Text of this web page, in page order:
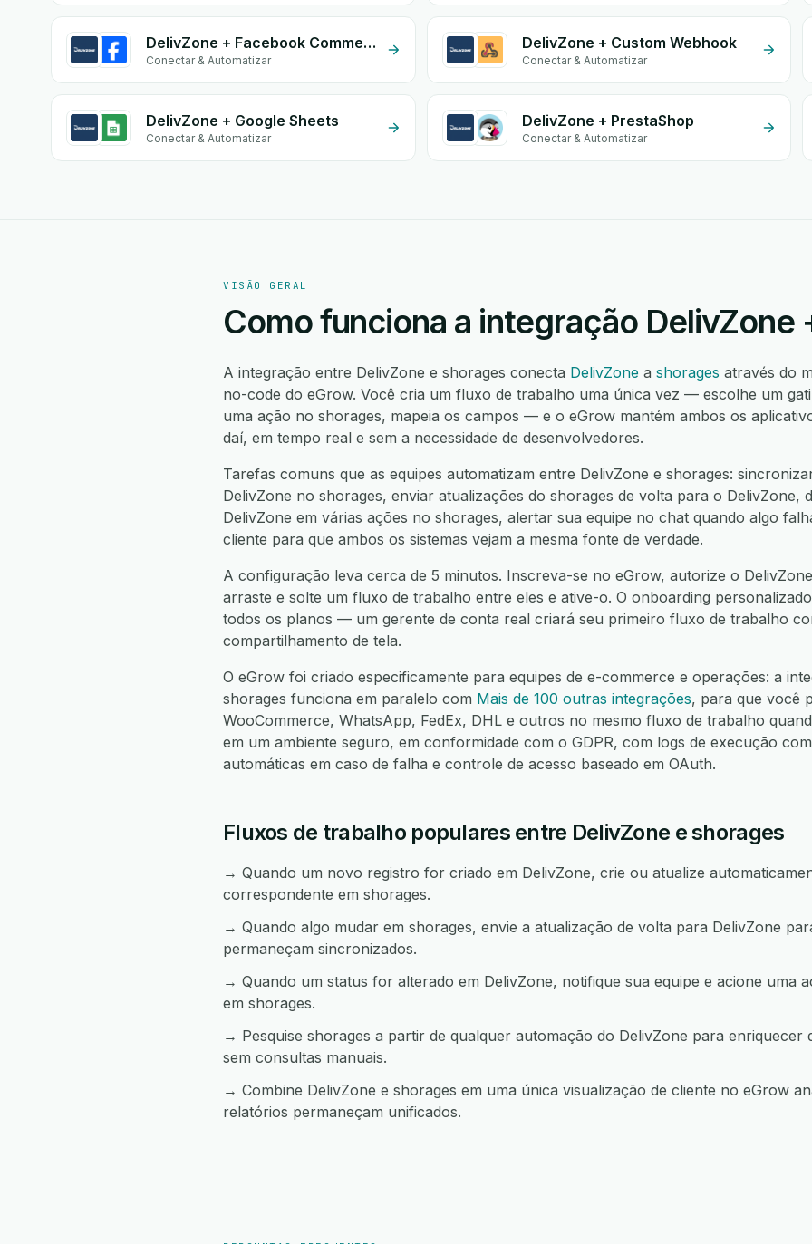
DelivZone + Facebook Comments
Conectar & Automatizar
DelivZone + Custom Webhook
Conectar & Automatizar
DelivZone + Google Sheets
Conectar & Automatizar
DelivZone + PrestaShop
Conectar & Automatizar
VISÃO GERAL
Como funciona a integração DelivZone
A integração entre DelivZone e shorages conecta DelivZone a shorages através do
no-code do eGrow. Você cria um fluxo de trabalho uma única vez — escolhe um
uma ação no shorages, mapeia os campos — e o eGrow mantém ambos os
daí, em tempo real e sem a necessidade de desenvolvedores.
Tarefas comuns que as equipes automatizam entre DelivZone e shorages:
DelivZone no shorages, enviar atualizações do shorages de volta para o DelivZone,
DelivZone em várias ações no shorages, alertar sua equipe no chat quando algo
cliente para que ambos os sistemas vejam a mesma fonte de verdade.
A configuração leva cerca de 5 minutos. Inscreva-se no eGrow, autorize o
arraste e solte um fluxo de trabalho entre eles e ative-o. O onboarding
todos os planos — um gerente de conta real criará seu primeiro fluxo de trabalho
compartilhamento de tela.
O eGrow foi criado especificamente para equipes de e-commerce e operações: a
shorages funciona em paralelo com Mais de 100 outras integrações, para que você
WooCommerce, WhatsApp, FedEx, DHL e outros no mesmo fluxo de trabalho
em um ambiente seguro, em conformidade com o GDPR, com logs de execução
automáticas em caso de falha e controle de acesso baseado em OAuth.
Fluxos de trabalho populares entre DelivZone e shorages
→ Quando um novo registro for criado em DelivZone, crie ou atualize
correspondente em shorages.
→ Quando algo mudar em shorages, envie a atualização de volta para DelivZone
permaneçam sincronizados.
→ Quando um status for alterado em DelivZone, notifique sua equipe e acione uma
em shorages.
→ Pesquise shorages a partir de qualquer automação do DelivZone para enriquecer
sem consultas manuais.
→ Combine DelivZone e shorages em uma única visualização de cliente no eGrow
relatórios permaneçam unificados.